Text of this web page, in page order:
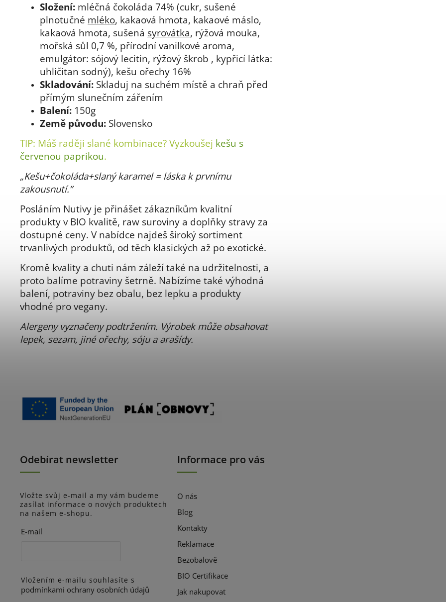
Složení: mléčná čokoláda 74% (cukr, sušené
plnotučné mléko, kakaová hmota, kakaové máslo,
kakaová hmota, sušená syrovátka, rýžová mouka,
mořská sůl 0,7 %, přírodní vanilkové aroma,
emulgátor: sójový lecitin, rýžový škrob , kypřicí látka:
uhličitan sodný), kešu ořechy 16%
Skladování: Skladuj na suchém místě a chraň před
přímým slunečním zářením
Balení: 150g
Země původu: Slovensko
TIP: Máš raději slané kombinace? Vyzkoušej kešu s
červenou paprikou.
„Kešu+čokoláda+slaný karamel = láska k prvnímu
zakousnutí.”
Posláním Nutivy je přinášet zákazníkům kvalitní
produkty v BIO kvalitě, raw suroviny a doplňky stravy za
dostupné ceny. V nabídce najdeš široký sortiment
trvanlivých produktů, od těch klasických až po exotické.
Kromě kvality a chuti nám záleží také na udržitelnosti, a
proto balíme potraviny šetrně. Nabízíme také výhodná
balení, potraviny bez obalu, bez lepku a produkty
vhodné pro vegany.
Alergeny vyznačeny podtržením. Výrobek může obsahovat
lepek, sezam, jiné ořechy, sóju a arašídy.
Odebírat newsletter
Vložte svůj e-mail a my vám budeme
zasílat informace o nových produktech
na našem e-shopu.
E-mail
Vložením e-mailu souhlasíte s
podmínkami ochrany osobních údajů
Informace pro vás
O nás
Blog
Kontakty
Reklamace
Bezobalově
BIO Certifikace
Jak nakupovat